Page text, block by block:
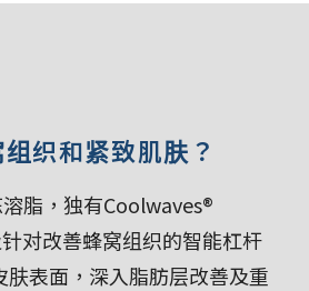
织和紧致肌肤？
脂，独有Coolwaves®
对改善蜂窝组织的智能杠杆
肤表面，深入脂肪层改善及重